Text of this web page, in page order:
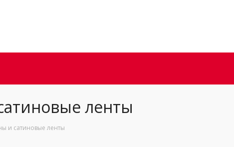
ленты
и сатиновые ленты